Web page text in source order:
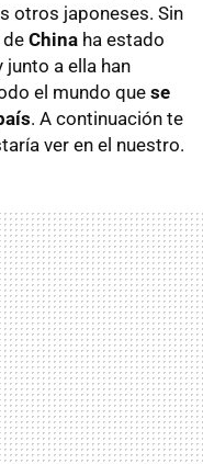
otros japoneses. Sin
China ha estado
a ella han
el mundo que se
. A continuación te
ver en el nuestro.